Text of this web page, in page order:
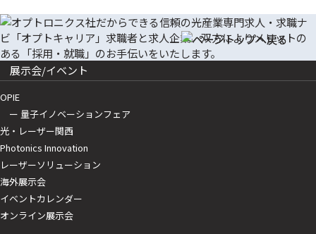
展示会/イベント
OPIE
ー 量子イノベーションフェア
光・レーザー関西
Photonics Innovation
レーザーソリューション
海外展示会
イベントカレンダー
オンライン展示会